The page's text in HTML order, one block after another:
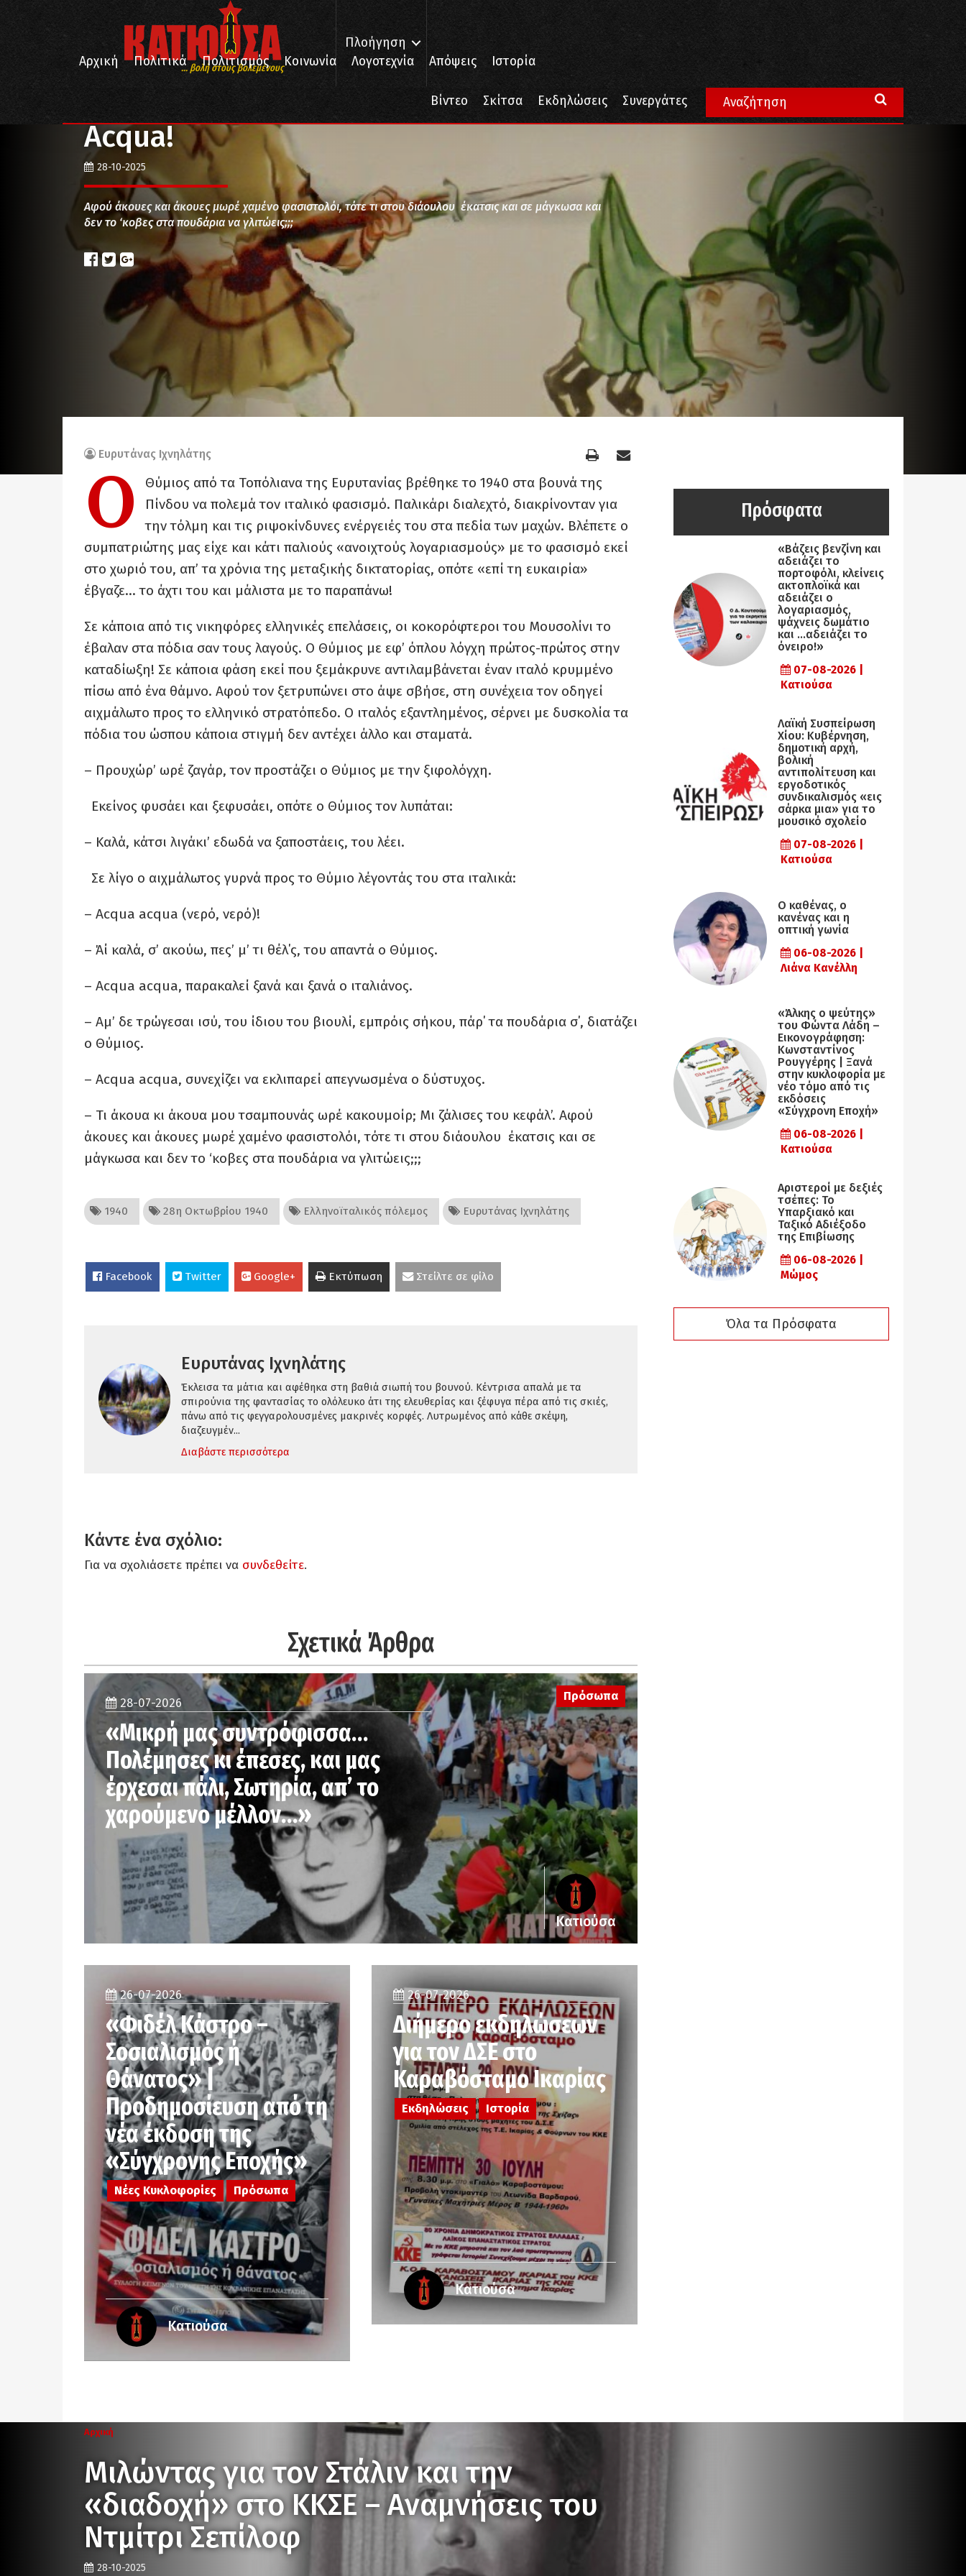
... βολή στους βολεμένους
Πλοήγηση
Αρχική
Πολιτικά Πολιτισμός Κοινωνία Λογοτεχνία Απόψεις Ιστορία
Βίντεο Σκίτσα Εκδηλώσεις Συνεργάτες
Ιστορία
Αcqua!
28-10-2025
Αφού άκουες και άκουες μωρέ χαμένο φασιστολόι, τότε τι στου διάουλου έκατσις και σε μάγκωσα και
δεν το ‘κοβες στα πουδάρια να γλιτώεις;;;
Ευρυτάνας Ιχνηλάτης
Ο
Θύμιος από τα Τοπόλιανα της Ευρυτανίας βρέθηκε το 1940 στα βουνά της
Πίνδου να πολεμά τον ιταλικό φασισμό. Παλικάρι διαλεχτό, διακρίνονταν για
την τόλμη και τις ριψοκίνδυνες ενέργειές του στα πεδία των μαχών. Βλέπετε ο
συμπατριώτης μας είχε και κάτι παλιούς «ανοιχτούς λογαριασμούς» με το φασισμό εκεί
στο χωριό του, απ’ τα χρόνια της μεταξικής δικτατορίας, οπότε «επί τη ευκαιρία»
έβγαζε… το άχτι του και μάλιστα με το παραπάνω!
Σε κάποια από τις νικηφόρες ελληνικές επελάσεις, οι κοκορόφτεροι του Μουσολίνι το
έβαλαν στα πόδια σαν τους λαγούς. Ο Θύμιος με εφ’ όπλου λόγχη πρώτος-πρώτος στην
καταδίωξη! Σε κάποια φάση εκεί που ξεμάκρυνε αντιλαμβάνεται έναν ιταλό κρυμμένο
πίσω από ένα θάμνο. Αφού τον ξετρυπώνει στο άψε σβήσε, στη συνέχεια τον οδηγεί
αιχμάλωτο προς το ελληνικό στρατόπεδο. Ο ιταλός εξαντλημένος, σέρνει με δυσκολία τα
πόδια του ώσπου κάποια στιγμή δεν αντέχει άλλο και σταματά.
– Προυχώρ’ ωρέ ζαγάρ, τον προστάζει ο Θύμιος με την ξιφολόγχη.
Εκείνος φυσάει και ξεφυσάει, οπότε ο Θύμιος τον λυπάται:
– Καλά, κάτσι λιγάκι’ εδωδά να ξαποστάεις, του λέει.
Σε λίγο ο αιχμάλωτος γυρνά προς το Θύμιο λέγοντάς του στα ιταλικά:
– Αcqua acqua (νερό, νερό)!
– Άί καλά, σ’ ακούω, πες’ μ’ τι θέλ΄ς, του απαντά ο Θύμιος.
– Αcqua acqua, παρακαλεί ξανά και ξανά ο ιταλιάνος.
– Αμ’ δε τρώγεσαι ισύ, του ίδιου του βιουλί, εμπρόις σήκου, πάρ΄ τα πουδάρια σ΄, διατάζει
ο Θύμιος.
– Αcqua acqua, συνεχίζει να εκλιπαρεί απεγνωσμένα ο δύστυχος.
– Τι άκουα κι άκουα μου τσαμπουνάς ωρέ κακουμοίρ; Μι ζάλισες του κεφάλ’. Αφού
άκουες και άκουες μωρέ χαμένο φασιστολόι, τότε τι στου διάουλου έκατσις και σε
μάγκωσα και δεν το ‘κοβες στα πουδάρια να γλιτώεις;;;
1940 28η Οκτωβρίου 1940 Ελληνοϊταλικός πόλεμος Ευρυτάνας Ιχνηλάτης
Facebook Twitter Google+ Εκτύπωση Στείλτε σε φίλο
Ευρυτάνας Ιχνηλάτης
Έκλεισα τα μάτια και αφέθηκα στη βαθιά σιωπή του βουνού. Κέντρισα απαλά με τα
σπιρούνια της φαντασίας το ολόλευκο άτι της ελευθερίας και ξέφυγα πέρα από τις σκιές,
πάνω από τις φεγγαρολουσμένες μακρινές κορφές. Λυτρωμένος από κάθε σκέψη,
διαζευγμέν...
Διαβάστε περισσότερα
Κάντε ένα σχόλιο:
Για να σχολιάσετε πρέπει να συνδεθείτε.
Σχετικά Άρθρα
Πρόσωπα
28-07-2026
«Μικρή μας συντρόφισσα…
Πολέμησες κι έπεσες, και μας
έρχεσαι πάλι, Σωτηρία, απ’ το
χαρούμενο μέλλον…»
Κατιούσα
26-07-2026
«Φιδέλ Κάστρο –
Σοσιαλισμός ή
Θάνατος» |
Προδημοσίευση από τη
νέα έκδοση της
«Σύγχρονης Εποχής»
Νέες Κυκλοφορίες Πρόσωπα
Κατιούσα
26-07-2026
Διήμερο εκδηλώσεων
για τον ΔΣΕ στο
Καραβόσταμο Ικαρίας
Εκδηλώσεις Ιστορία
Κατιούσα
Πρόσφατα
«Βάζεις βενζίνη και
αδειάζει το
πορτοφόλι, κλείνεις
ακτοπλοϊκά και
αδειάζει ο
λογαριασμός,
ψάχνεις δωμάτιο
και …αδειάζει το
όνειρο!»
07-08-2026 |
Κατιούσα
Λαϊκή Συσπείρωση
Χίου: Κυβέρνηση,
δημοτική αρχή,
βολική
αντιπολίτευση και
εργοδοτικός
συνδικαλισμός «εις
σάρκα μια» για το
μουσικό σχολείο
07-08-2026 |
Κατιούσα
Ο καθένας, ο
κανένας και η
οπτική γωνία
06-08-2026 |
Λιάνα Κανέλλη
«Άλκης ο ψεύτης»
του Φώντα Λάδη –
Εικονογράφηση:
Κωνσταντίνος
Ρουγγέρης | Ξανά
στην κυκλοφορία με
νέο τόμο από τις
εκδόσεις
«Σύγχρονη Εποχή»
06-08-2026 |
Κατιούσα
Αριστεροί με δεξιές
τσέπες: Το
Υπαρξιακό και
Ταξικό Αδιέξοδο
της Επιβίωσης
06-08-2026 |
Μώμος
Όλα τα Πρόσφατα
Αρχική
Μιλώντας για τον Στάλιν και την
«διαδοχή» στο ΚΚΣΕ – Αναμνήσεις του
Ντμίτρι Σεπίλοφ
28-10-2025